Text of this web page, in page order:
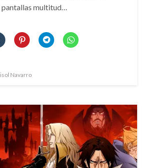
multitud…
Navarro